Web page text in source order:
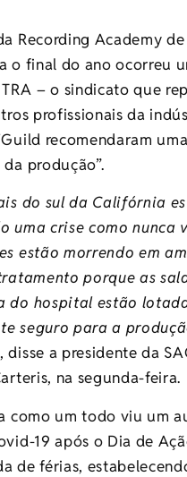
Recording Academy
o final do ano ocorreu
– o sindicato que
profissionais da
recomendaram
produção”.
do sul da Califórnia
uma crise como nunca
estão morrendo em
porque as
do hospital estão
seguro para a
, disse a presidente da
na segunda-feira.
como um todo viu um
19 após o Dia de
de férias,